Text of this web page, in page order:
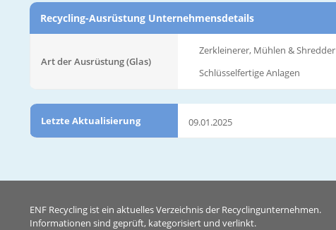
Recycling-Ausrüstung Unternehmensdetails
Art der Ausrüstung (Glas)
Zerkleinerer, Mühlen & Shredder
Schlüsselfertige Anlagen
Letzte Aktualisierung 09.01.2025
ENF Recycling ist ein aktuelles Verzeichnis der Recyclingunternehmen.
Informationen sind geprüft, kategorisiert und verlinkt.